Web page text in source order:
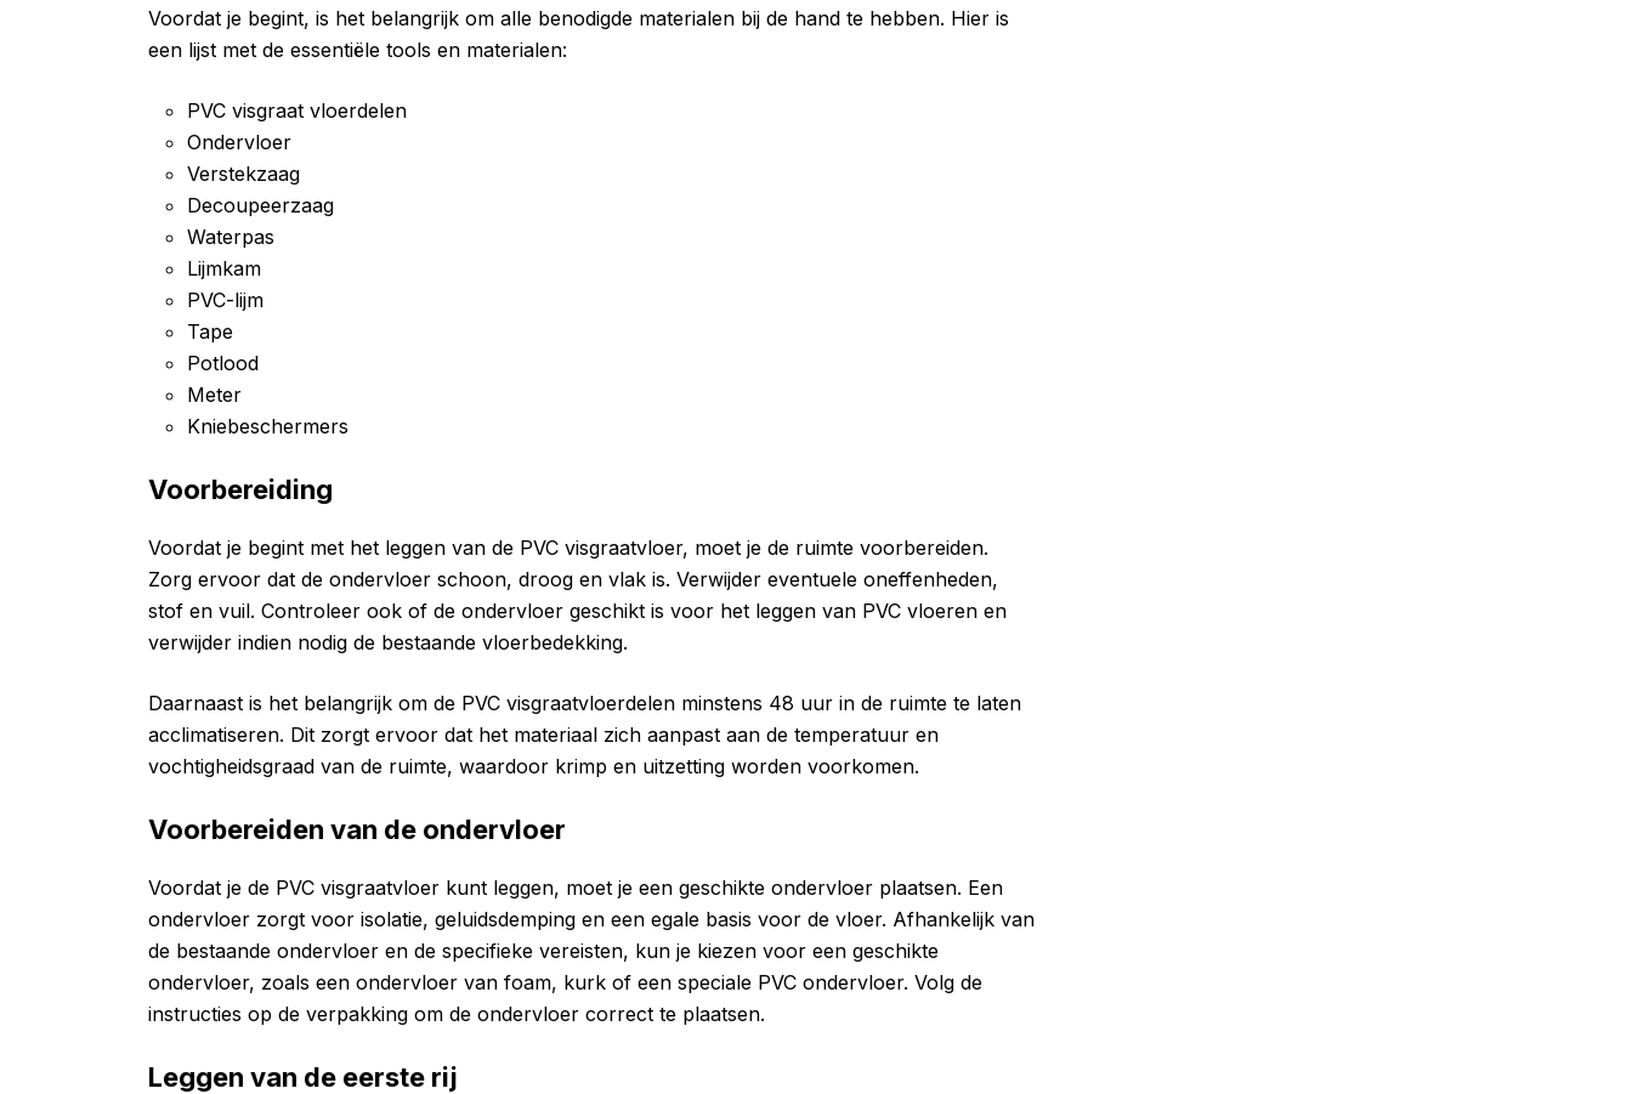
Voordat je begint, is het belangrijk om alle benodigde materialen bij de hand te hebben. Hier is
een lijst met de essentiële tools en materialen:
PVC visgraat vloerdelen
Ondervloer
Verstekzaag
Decoupeerzaag
Waterpas
Lijmkam
PVC-lijm
Tape
Potlood
Meter
Kniebeschermers
Voorbereiding
Voordat je begint met het leggen van de PVC visgraatvloer, moet je de ruimte voorbereiden.
Zorg ervoor dat de ondervloer schoon, droog en vlak is. Verwijder eventuele oneffenheden,
stof en vuil. Controleer ook of de ondervloer geschikt is voor het leggen van PVC vloeren en
verwijder indien nodig de bestaande vloerbedekking.
Daarnaast is het belangrijk om de PVC visgraatvloerdelen minstens 48 uur in de ruimte te laten
acclimatiseren. Dit zorgt ervoor dat het materiaal zich aanpast aan de temperatuur en
vochtigheidsgraad van de ruimte, waardoor krimp en uitzetting worden voorkomen.
Voorbereiden van de ondervloer
Voordat je de PVC visgraatvloer kunt leggen, moet je een geschikte ondervloer plaatsen. Een
ondervloer zorgt voor isolatie, geluidsdemping en een egale basis voor de vloer. Afhankelijk van
de bestaande ondervloer en de specifieke vereisten, kun je kiezen voor een geschikte
ondervloer, zoals een ondervloer van foam, kurk of een speciale PVC ondervloer. Volg de
instructies op de verpakking om de ondervloer correct te plaatsen.
Leggen van de eerste rij